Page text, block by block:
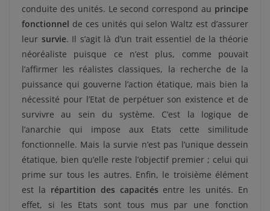
conduite des unités. Le second correspond au principe
fonctionnel de ces unités qui selon Waltz est d’assurer
leur survie. Il s’agit là d’un trait essentiel de la théorie
néoréaliste puisque ce n’est plus, comme pouvait
l’affirmer les réalistes classiques, la recherche de la
puissance qui gouverne l’action étatique, mais bien la
nécessité pour l’Etat de perpétuer son existence et de
survivre au sein du système. C’est la logique de
l’anarchie qui impose aux Etats cette similitude
fonctionnelle. Mais la survie n’est pas l’unique dessein
étatique, bien qu’elle reste l’objectif premier ; celui qui
prime sur tous les autres. Enfin, le troisième élément
est la répartition des capacités entre les unités. En
effet, si les Etats sont tous mus par une fonction